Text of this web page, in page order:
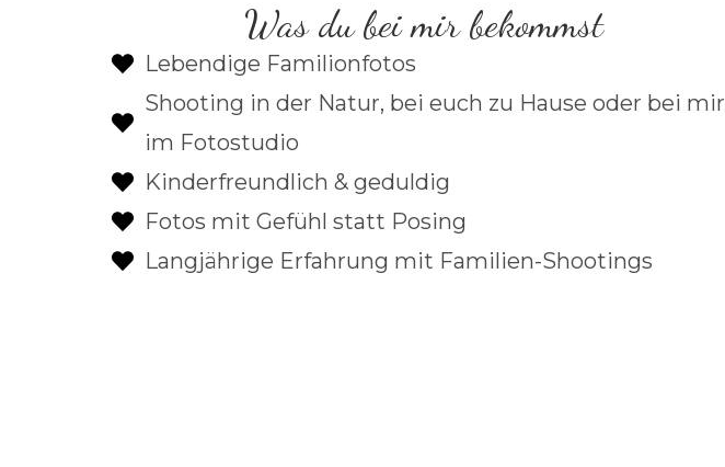
Was du bei mir bekommst
Lebendige Familionfotos
Shooting in der Natur, bei euch zu Hause oder bei mir
im Fotostudio
Kinderfreundlich & geduldig
Fotos mit Gefühl statt Posing
Langjährige Erfahrung mit Familien-Shootings